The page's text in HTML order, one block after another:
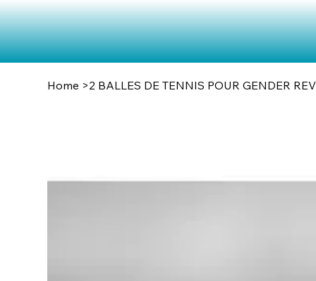
Home >2 BALLES DE TENNIS POUR GENDER